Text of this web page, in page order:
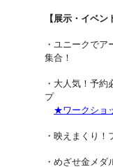
【展示・イベン
・ユニークで
集合！
・大人気！予
プ
★ワークショ
・映えまくり
・めざせ金メ